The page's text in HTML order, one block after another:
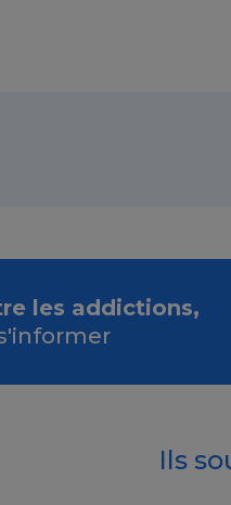
les addictions,
Ils